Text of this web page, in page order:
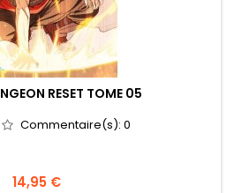
RESET TOME 05
Commentaire(s): 0
Prix
14,95 €